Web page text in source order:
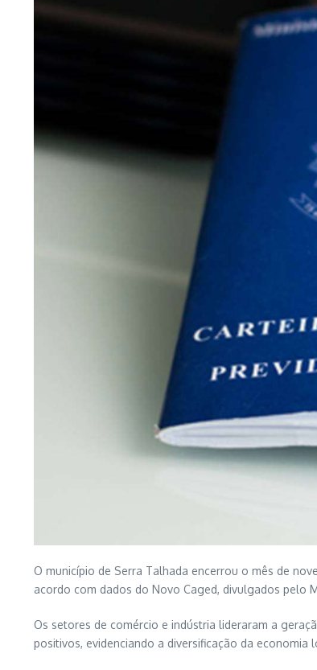
O município de Serra Talhada encerrou o mês de
acordo com dados do Novo Caged, divulgados pelo
Os setores de comércio e indústria lideraram a
positivos, evidenciando a diversificação da economia